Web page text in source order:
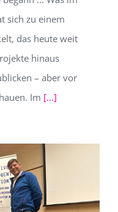
sich zu einem
das heute weit
hinaus
– aber vor
Im [...]